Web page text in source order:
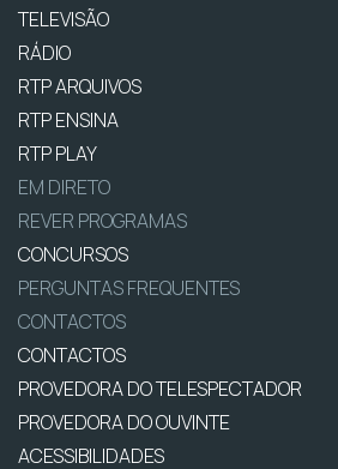
TELEVISÃO
RÁDIO
RTP ARQUIVOS
RTP ENSINA
RTP PLAY
EM DIRETO
REVER PROGRAMAS
CONCURSOS
PERGUNTAS FREQUENTES
CONTACTOS
CONTACTOS
PROVEDORA DO TELESPECTADOR
PROVEDORA DO OUVINTE
ACESSIBILIDADES